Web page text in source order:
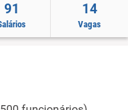
91 14
Vagas